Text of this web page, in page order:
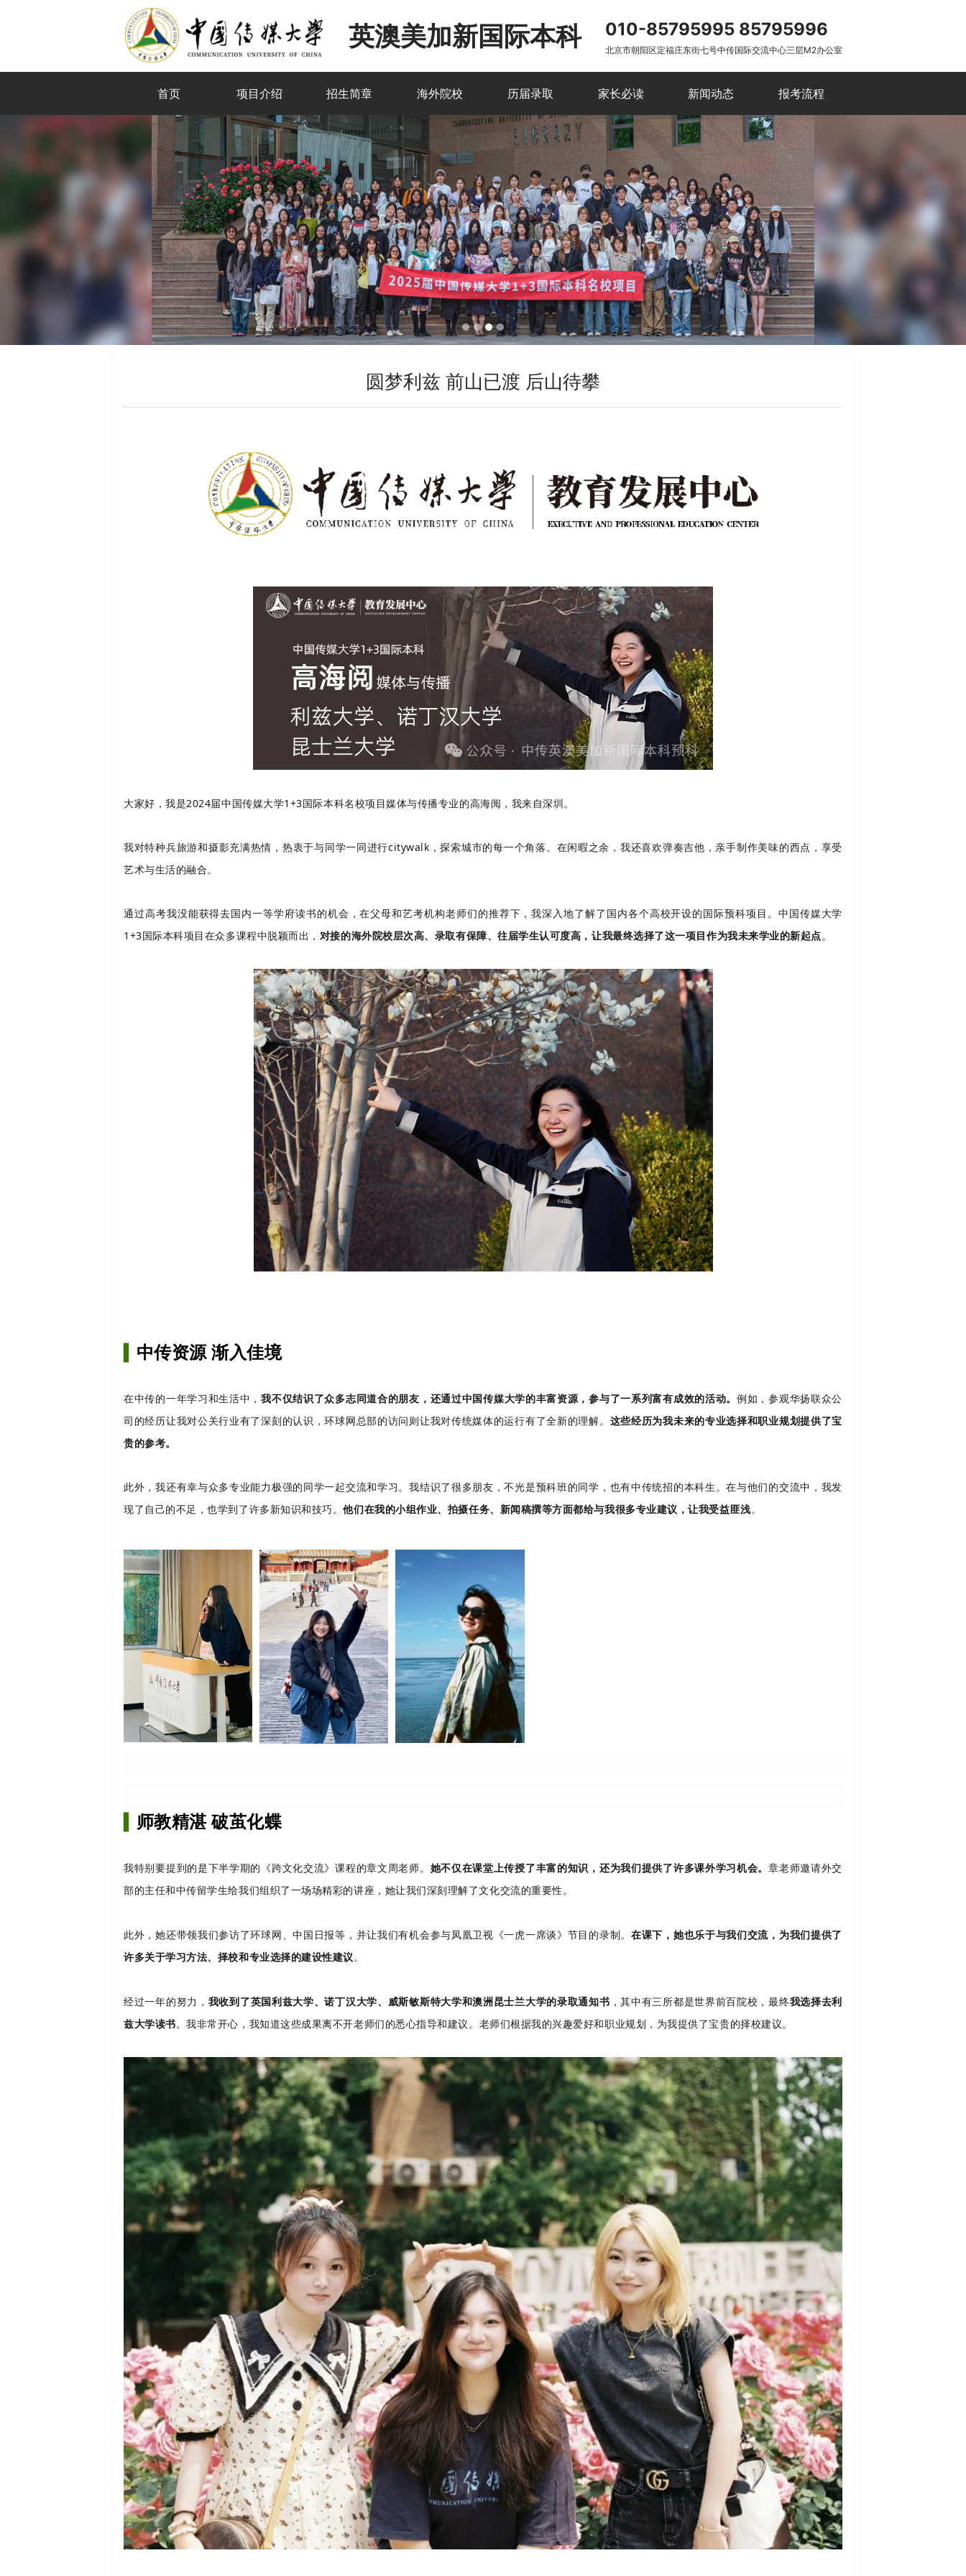
英澳美加新国际本科 010-85795995 85795996
北京市朝阳区定福庄东街七号中传国际交流中心三层M2办公室
首页 项目介绍 招生简章 海外院校 历届录取 家长必读 新闻动态 报考流程
圆梦利兹 前山已渡 后山待攀
大家好，我是2024届中国传媒大学1+3国际本科名校项目媒体与传播专业的高海阅，我来自深圳。
我对特种兵旅游和摄影充满热情，热衷于与同学一同进行citywalk，探索城市的每一个角落。 在闲暇之余，我还喜欢弹奏吉他，亲手制作美味的西点，享受
艺术与生活的融合。
通过高考我没能获得去国内一等学府读书的机会，在父母和艺考机构老师们的推荐下，我深入地了解了国内各个高校开设的国际预科项目。中国传媒大学
1+3国际本科项目在众多课程中脱颖而出， 对接的海外院校层次高、录取有保障、往届学生认可度高，让我最终选择了这一项目作为我未来学业的新起点。
中传资源 渐入佳境
在中传的一年学习和生活中，我不仅结识了众多志同道合的朋友，还通过中国传媒大学的丰富资源，参与了一系列富有成效的活动。例如，参观华扬联众公
司的经历让我对公关行业有了深刻的认识，环球网总部的访问则让我对传统媒体的运行有了全新的理解。 这些经历为我未来的专业选择和职业规划提供了宝
贵的参考。
此外，我还有幸与众多专业能力极强的同学一起交流和学习。我结识了很多朋友，不光是预科班的同学，也有中传统招的本科生。在与他们的交流中，我发
现了自己的不足，也学到了许多新知识和技巧。他们在我的小组作业、拍摄任务、新闻稿撰等方面都给与我很多专业建议，让我受益匪浅。
师教精湛 破茧化蝶
我特别要提到的是下半学期的《跨文化交流》课程的章文周老师。 她不仅在课堂上传授了丰富的知识，还为我们提供了许多课外学习机会。章老师邀请外交
部的主任和中传留学生给我们组织了一场场精彩的讲座，她让我们深刻理解了文化交流的重要性。
此外，她还带领我们参访了环球网、中国日报等，并让我们有机会参与凤凰卫视《一虎一席谈》节目的录制。 在课下，她也乐于与我们交流，为我们提供了
许多关于学习方法、择校和专业选择的建设性建议。
经过一年的努力， 我收到了英国利兹大学、诺丁汉大学、威斯敏斯特大学和澳洲昆士兰大学的录取通知书 ，其中有三所都是世界前百院校，最终我选择去利
兹大学读书。我非常开心，我知道这些成果离不开老师们的悉心指导和建议。 老师们根据我的兴趣爱好和职业规划，为我提供了宝贵的择校建议。